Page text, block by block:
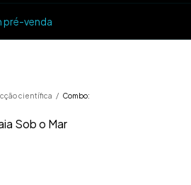
pré-venda
científica / Combo:
Sob o Mar